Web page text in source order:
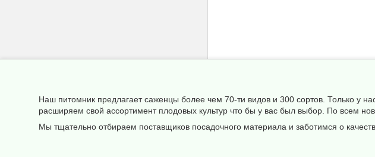
Наш питомник предлагает саженцы более чем 70-ти видов и 300 сортов. Только у
расширяем свой ассортимент плодовых культур что бы у вас был выбор. По всем
Мы тщательно отбираем поставщиков посадочного материала и заботимся о